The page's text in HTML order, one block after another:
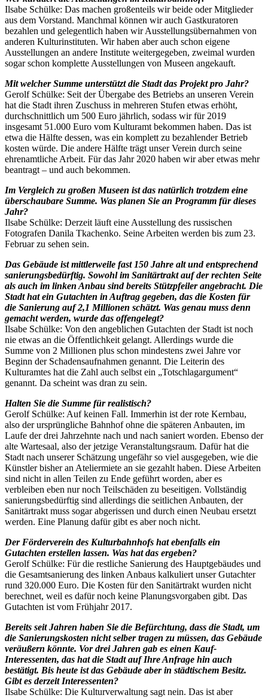
Ilsabe Schülke: Das machen großenteils wir beide oder Mitglieder
aus dem Vorstand. Manchmal können wir auch Gastkuratoren
bezahlen und gelegentlich haben wir Ausstellungsübernahmen von
anderen Kulturinstituten. Wir haben aber auch schon eigene
Ausstellungen an andere Institute weitergegeben, zweimal wurden
sogar schon komplette Ausstellungen von Museen angekauft.
Mit welcher Summe unterstützt die Stadt das Projekt pro Jahr?
Gerolf Schülke: Seit der Übergabe des Betriebs an unseren Verein
hat die Stadt ihren Zuschuss in mehreren Stufen etwas erhöht,
durchschnittlich um 500 Euro jährlich, sodass wir für 2019
insgesamt 51.000 Euro vom Kulturamt bekommen haben. Das ist
etwa die Hälfte dessen, was ein komplett zu bezahlender Betrieb
kosten würde. Die andere Hälfte trägt unser Verein durch seine
ehrenamtliche Arbeit. Für das Jahr 2020 haben wir aber etwas mehr
beantragt – und auch bekommen.
Im Vergleich zu großen Museen ist das natürlich trotzdem eine
überschaubare Summe. Was planen Sie an Programm für dieses
Jahr?
Ilsabe Schülke: Derzeit läuft eine Ausstellung des russischen
Fotografen Danila Tkachenko. Seine Arbeiten werden bis zum 23.
Februar zu sehen sein.
Das Gebäude ist mittlerweile fast 150 Jahre alt und entsprechend
sanierungsbedürftig. Sowohl im Sanitärtrakt auf der rechten Seite
als auch im linken Anbau sind bereits Stützpfeiler angebracht. Die
Stadt hat ein Gutachten in Auftrag gegeben, das die Kosten für
die Sanierung auf 2,1 Millionen schätzt. Was genau muss denn
gemacht werden, wurde das offengelegt?
Ilsabe Schülke: Von den angeblichen Gutachten der Stadt ist noch
nie etwas an die Öffentlichkeit gelangt. Allerdings wurde die
Summe von 2 Millionen plus schon mindestens zwei Jahre vor
Beginn der Schadensaufnahmen genannt. Die Leiterin des
Kulturamtes hat die Zahl auch selbst ein „Totschlagargument“
genannt. Da scheint was dran zu sein.
Halten Sie die Summe für realistisch?
Gerolf Schülke: Auf keinen Fall. Immerhin ist der rote Kernbau,
also der ursprüngliche Bahnhof ohne die späteren Anbauten, im
Laufe der drei Jahrzehnte nach und nach saniert worden. Ebenso der
alte Wartesaal, also der jetzige Veranstaltungsraum. Dafür hat die
Stadt nach unserer Schätzung ungefähr so viel ausgegeben, wie die
Künstler bisher an Ateliermiete an sie gezahlt haben. Diese Arbeiten
sind nicht in allen Teilen zu Ende geführt worden, aber es
verbleiben eben nur noch Teilschäden zu beseitigen. Vollständig
sanierungsbedürftig sind allerdings die seitlichen Anbauten, der
Sanitärtrakt muss sogar abgerissen und durch einen Neubau ersetzt
werden. Eine Planung dafür gibt es aber noch nicht.
Der Förderverein des Kulturbahnhofs hat ebenfalls ein
Gutachten erstellen lassen. Was hat das ergeben?
Gerolf Schülke: Für die restliche Sanierung des Hauptgebäudes und
die Gesamtsanierung des linken Anbaus kalkuliert unser Gutachter
rund 320.000 Euro. Die Kosten für den Sanitärtrakt wurden nicht
berechnet, weil es dafür noch keine Planungsvorgaben gibt. Das
Gutachten ist vom Frühjahr 2017.
Bereits seit Jahren haben Sie die Befürchtung, dass die Stadt, um
die Sanierungskosten nicht selber tragen zu müssen, das Gebäude
veräußern könnte. Vor drei Jahren gab es einen Kauf-
Interessenten, das hat die Stadt auf Ihre Anfrage hin auch
bestätigt. Bis heute ist das Gebäude aber in städtischem Besitz.
Gibt es derzeit Interessenten?
Ilsabe Schülke: Die Kulturverwaltung sagt nein. Das ist aber